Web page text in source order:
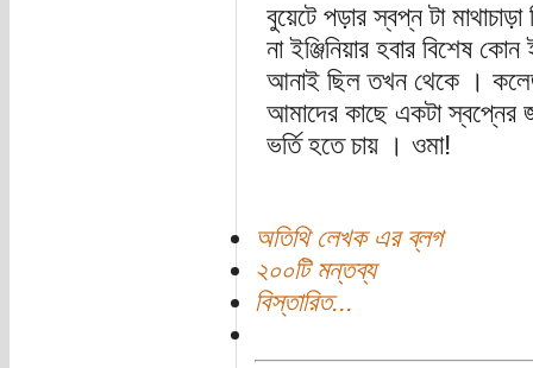
বুয়েটে পড়ার স্বপ্ন টা
না ইঞ্জিনিয়ার হবার বিশেষ
আনাই ছিল তখন থেকে ।
আমাদের কাছে একটা স্বপ্নের
ভর্তি হতে চায় । ওমা!
অতিথি লেখক এর ব্লগ
২০০টি মন্তব্য
বিস্তারিত...